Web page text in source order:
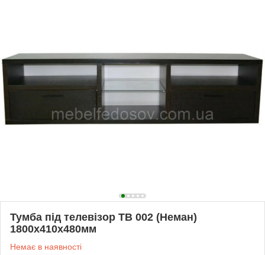
Тумба під телевізор ТВ 002 (Неман)
1800х410х480мм
Немає в наявності